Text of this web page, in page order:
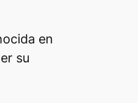
en
su